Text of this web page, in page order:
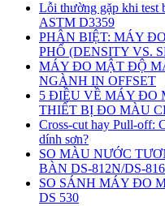
Lỗi thường gặp khi test
ASTM D3359
PHÂN BIỆT: MÁY
PHỔ (DENSITY VS.
MÁY ĐO MẬT ĐỘ
NGÀNH IN OFFSET
5 ĐIỀU VỀ MÁY ĐO
THIẾT BỊ ĐO MÀU
Cross-cut hay Pull-off:
dính sơn?
SO MÀU NƯỚC
BÀN DS-812N/DS-
SO SÁNH MÁY ĐO
DS 530